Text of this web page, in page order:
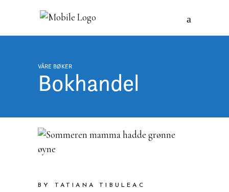
VÅRE BØKER
Bokhandel
BY TATIANA TIBULEAC